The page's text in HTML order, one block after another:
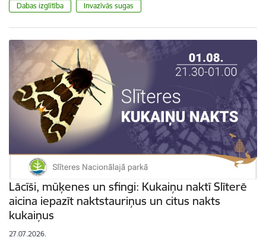
Dabas izglītība Invazīvās sugas
Lācīši, mūķenes un sfingi: Kukaiņu naktī Slīterē
aicina iepazīt naktstauriņus un citus nakts
kukaiņus
27.07.2026.